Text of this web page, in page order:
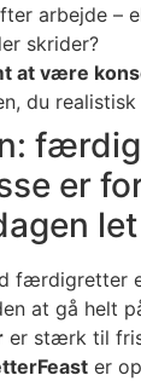
arbejde –
skrider?
at være
du
er
let
færdigretter
at gå helt
er stærk til
er